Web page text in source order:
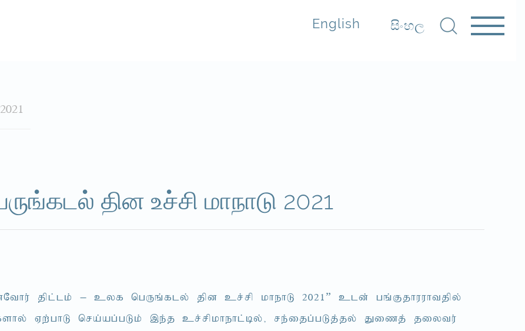
English සිංහල
தின உச்சி மாநாடு 2021
jpl;lk; – cyf ngUq;fly; jpd cr;rp khehL 2021” cld; gq;Fjhuuhtjpy;
Vw;ghL nra;ag;gLk; ,e;j cr;rpkhehl;by;> re;ijg;gLj;jy; Jizj; jiytu;